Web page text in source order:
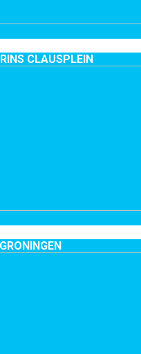
CLAUSPLEIN